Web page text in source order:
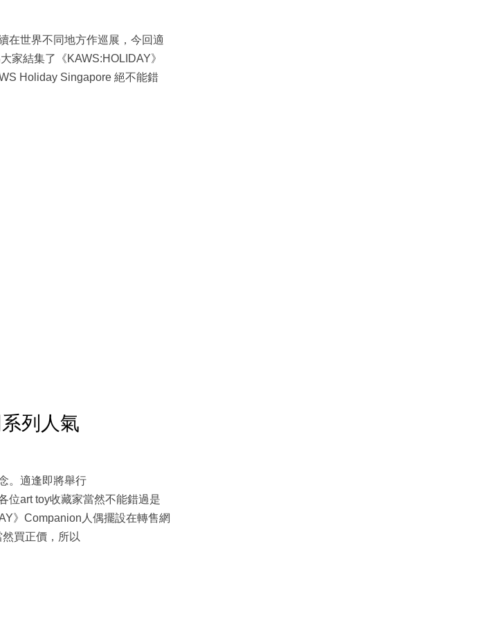
在世界不同地方作巡展，今回適
家結集了《KAWS:HOLIDAY》
Holiday Singapore 絕不能錯
列人氣
。適逢即將舉行
位art toy收藏家當然不能錯過是
》Companion人偶擺設在轉售網
買正價，所以